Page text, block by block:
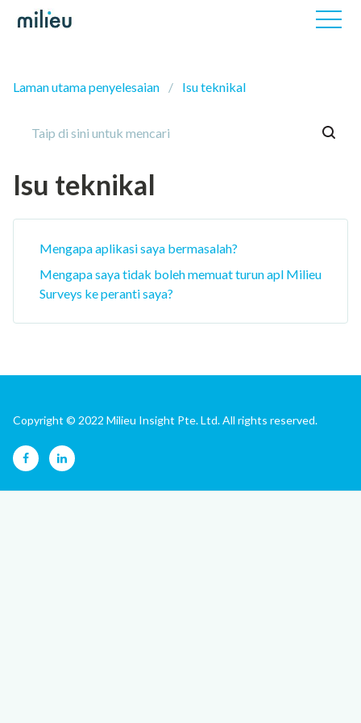
Laman utama penyelesaian Isu teknikal
Isu teknikal
Mengapa aplikasi saya bermasalah?
Mengapa saya tidak boleh memuat turun apl Milieu
Surveys ke peranti saya?
Copyright © 2022 Milieu Insight Pte. Ltd. All rights reserved.